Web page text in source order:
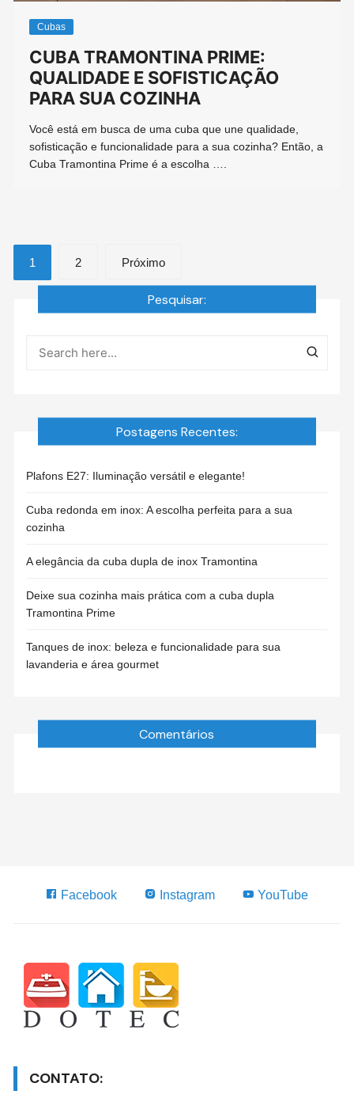
Cubas
CUBA TRAMONTINA PRIME:
QUALIDADE E SOFISTICAÇÃO
PARA SUA COZINHA
Você está em busca de uma cuba que une qualidade,
sofisticação e funcionalidade para a sua cozinha? Então, a
Cuba Tramontina Prime é a escolha ….
Navegação
por
1 2 Próximo
Pesquisar:
Postagens Recentes:
Plafons E27: Iluminação versátil e elegante!
Cuba redonda em inox: A escolha perfeita para a sua
cozinha
A elegância da cuba dupla de inox Tramontina
Deixe sua cozinha mais prática com a cuba dupla
Tramontina Prime
Tanques de inox: beleza e funcionalidade para sua
lavanderia e área gourmet
Comentários
Facebook Instagram YouTube
CONTATO: